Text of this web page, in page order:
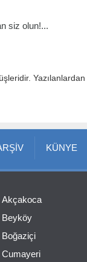
siz olun!...
Yazılanlardan
KÜNYE
Akçakoca
Beyköy
Boğaziçi
Cumayeri